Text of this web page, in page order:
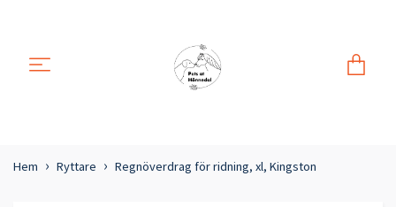
Hem Ryttare Regnöverdrag för ridning, xl, Kingston